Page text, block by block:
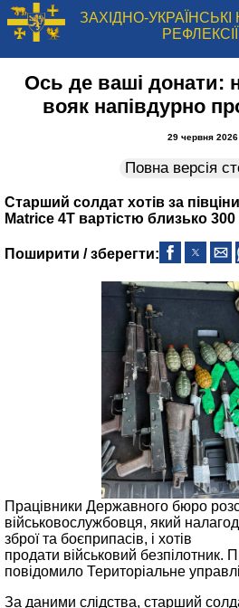
ЗАХІДНО-
РЕФЛЕКСІЇ
Ось де ваші донати:
вояк напівдурно
29 червня 2026
Повна версія
Старший солдат хотів за
Matrice 4T вартістю близько
Поширити / зберегти:
Працівники Державного бюро
військовослужбовця, який
зброї та боєприпасів, і хотів
продати військовий безпілотник.
повідомило Територіальне
За даними слідства, старший